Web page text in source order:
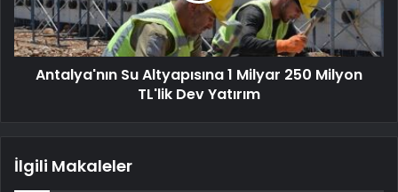
Antalya'nın Su Altyapısına 1 Milyar 250 Milyon
TL'lik Dev Yatırım
İlgili Makaleler